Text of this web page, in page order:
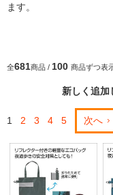
ます。
全681商品 / 100 商品ずつ表
新しく追加
1 2 3 4 5 次へ